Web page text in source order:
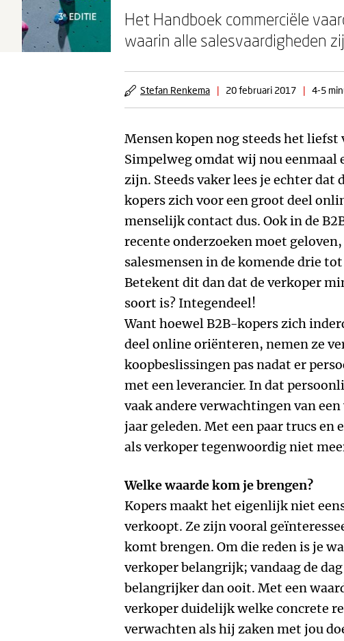
Het Handboek commerciële
waarin alle salesvaardigheden
Stefan Renkema | 20 februari 2017 | 4-5
Mensen kopen nog steeds het liefst
Simpelweg omdat wij nou eenmaal
zijn. Steeds vaker lees je echter dat
kopers zich voor een groot deel
menselijk contact dus. Ook in de
recente onderzoeken moet
salesmensen in de komende drie
Betekent dit dan dat de verkoper
soort is? Integendeel!
Want hoewel B2B-kopers zich
deel online oriënteren, nemen ze
koopbeslissingen pas nadat er
met een leverancier. In dat
vaak andere verwachtingen van
jaar geleden. Met een paar trucs en
als verkoper tegenwoordig niet
Welke waarde kom je brengen?
Kopers maakt het eigenlijk niet
verkoopt. Ze zijn vooral
komt brengen. Om die reden is je
verkoper belangrijk; vandaag de
belangrijker dan ooit. Met een
verkoper duidelijk welke concrete
verwachten als hij zaken met jou